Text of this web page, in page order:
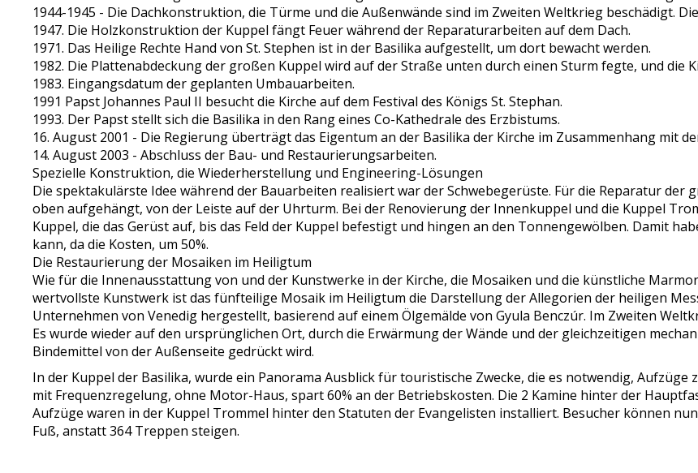
1944-1945 - Die Dachkonstruktion, die Türme und die Außenwände sind im Zweiten Weltkrieg beschädigt.
1947. Die Holzkonstruktion der Kuppel fängt Feuer während der Reparaturarbeiten auf dem Dach.
1971. Das Heilige Rechte Hand von St. Stephen ist in der Basilika aufgestellt, um dort bewacht werden.
1982. Die Plattenabdeckung der großen Kuppel wird auf der Straße unten durch einen Sturm fegte, und die
1983. Eingangsdatum der geplanten Umbauarbeiten.
1991 Papst Johannes Paul II besucht die Kirche auf dem Festival des Königs St. Stephan.
1993. Der Papst stellt sich die Basilika in den Rang eines Co-Kathedrale des Erzbistums.
16. August 2001 - Die Regierung überträgt das Eigentum an der Basilika der Kirche im Zusammenhang mit
14. August 2003 - Abschluss der Bau- und Restaurierungsarbeiten.
Spezielle Konstruktion, die Wiederherstellung und Engineering-Lösungen
Die spektakulärste Idee während der Bauarbeiten realisiert war der Schwebegerüste. Für die Reparatur
oben aufgehängt, von der Leiste auf der Uhrturm. Bei der Renovierung der Innenkuppel und die Kuppel
Kuppel, die das Gerüst auf, bis das Feld der Kuppel befestigt und hingen an den Tonnengewölben. Damit
kann, da die Kosten, um 50%.
Die Restaurierung der Mosaiken im Heiligtum
Wie für die Innenausstattung von und der Kunstwerke in der Kirche, die Mosaiken und die künstliche
wertvollste Kunstwerk ist das fünfteilige Mosaik im Heiligtum die Darstellung der Allegorien der heiligen
Unternehmen von Venedig hergestellt, basierend auf einem Ölgemälde von Gyula Benczúr. Im Zweiten
Es wurde wieder auf den ursprünglichen Ort, durch die Erwärmung der Wände und der gleichzeitigen
Bindemittel von der Außenseite gedrückt wird.
In der Kuppel der Basilika, wurde ein Panorama Ausblick für touristische Zwecke, die es notwendig,
mit Frequenzregelung, ohne Motor-Haus, spart 60% an der Betriebskosten. Die 2 Kamine hinter der
Aufzüge waren in der Kuppel Trommel hinter den Statuten der Evangelisten installiert. Besucher können
Fuß, anstatt 364 Treppen steigen.